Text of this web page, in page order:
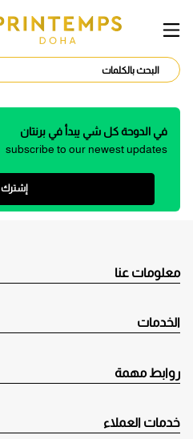
في الدوحة كل شي يبدأ في برنتان
subscribe to our newest updates
إشترك
معلومات عنا
الخدمات
روابط مهمة
خدمات العملاء